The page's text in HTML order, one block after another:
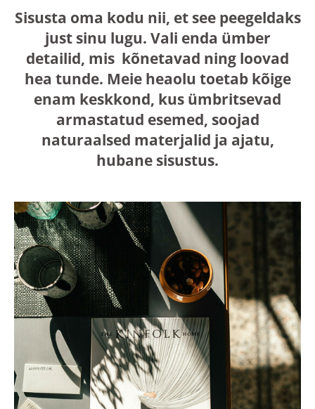
Sisusta oma kodu nii, et see peegeldaks
just sinu lugu. Vali enda ümber
detailid, mis kõnetavad ning loovad
hea tunde. Meie heaolu toetab kõige
enam keskkond, kus ümbritsevad
armastatud esemed, soojad
naturaalsed materjalid ja ajatu,
hubane sisustus.